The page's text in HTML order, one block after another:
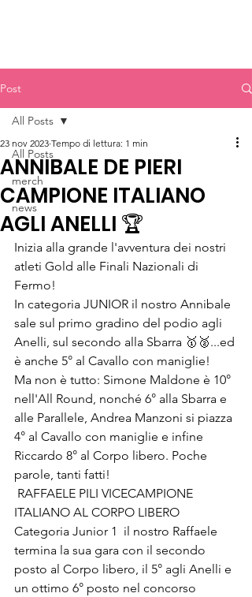
Post
All Posts
merch
news
All Posts
ANNIBALE DE PIERI
CAMPIONE ITALIANO
AGLI ANELLI 🏆
23 nov 2023 Tempo di lettura: 1 min
Inizia alla grande l'avventura dei nostri
atleti Gold alle Finali Nazionali di
Fermo!
In categoria JUNIOR il nostro Annibale
sale sul primo gradino del podio agli
Anelli, sul secondo alla Sbarra 🥇🥈...ed
è anche 5° al Cavallo con maniglie!
Ma non è tutto: Simone Maldone è 10°
nell'All Round, nonché 6° alla Sbarra e
alle Parallele, Andrea Manzoni si piazza
4° al Cavallo con maniglie e infine
Riccardo 8° al Corpo libero. Poche
parole, tanti fatti!
ITALIANO AL CORPO LIBERO
Categoria Junior 1  il nostro Raffaele
termina la sua gara con il secondo
posto al Corpo libero, il 5° agli Anelli e
un ottimo 6° posto nel concorso